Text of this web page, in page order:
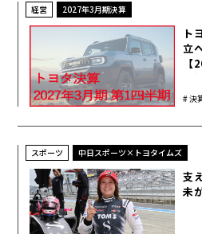
経営 2027年3月期決算
ト
立
決
スポーツ 中日スポーツ×トヨタイムズ
支
未